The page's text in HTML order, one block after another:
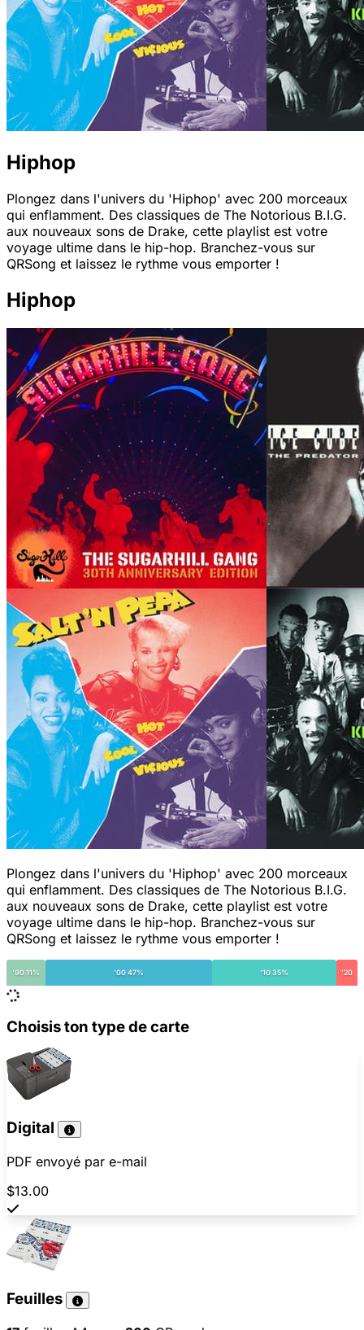
Hiphop
Plongez dans l'univers du 'Hiphop' avec 200 morceaux
qui enflamment. Des classiques de The Notorious B.I.G.
aux nouveaux sons de Drake, cette playlist est votre
voyage ultime dans le hip-hop. Branchez-vous sur
QRSong et laissez le rythme vous emporter !
Hiphop
Plongez dans l'univers du 'Hiphop' avec 200 morceaux
qui enflamment. Des classiques de The Notorious B.I.G.
aux nouveaux sons de Drake, cette playlist est votre
voyage ultime dans le hip-hop. Branchez-vous sur
QRSong et laissez le rythme vous emporter !
'90 11% '00 47% '10 35% '20
Choisis ton type de carte
Digital
PDF envoyé par e-mail
$13.00
Feuilles